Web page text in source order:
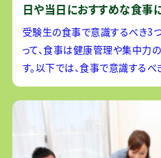
日や当日におすすめな食事
受験生の食事で意識するべき3つのポイ
って、食事は健康管理や集中力
す。以下では、食事で意識する
します。 朝食をとる習慣を心がける 受験生は、一日中
勉強するた